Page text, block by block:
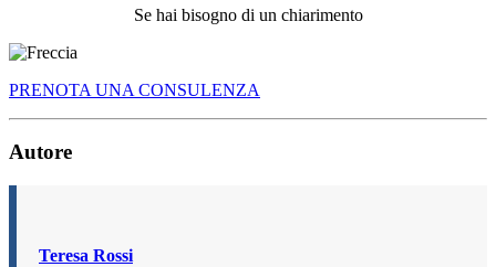
Se hai bisogno di un chiarimento
PRENOTA UNA CONSULENZA
Autore
Teresa Rossi